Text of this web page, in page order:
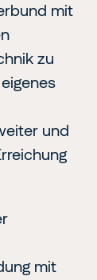
mit
zu
und
mit